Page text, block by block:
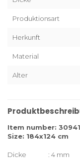
Produktionsart
Herkunft
Material
Alter
Item number: 30941
Size: 184x124 cm
Dicke
: 4 mm